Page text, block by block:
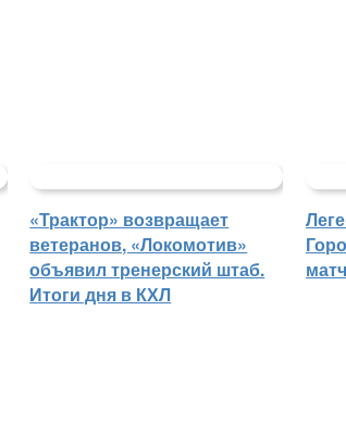
«Трактор» возвращает
ветеранов, «Локомотив»
объявил тренерский штаб.
Итоги дня в КХЛ